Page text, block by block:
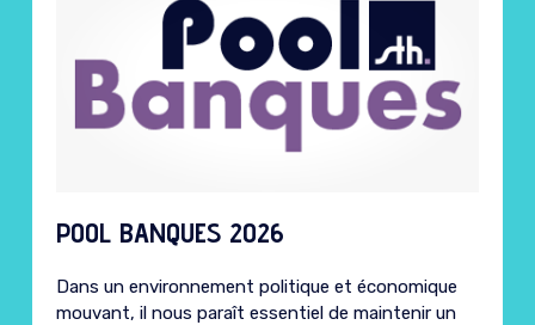
POOL BANQUES 2026
Dans un environnement politique et économique
mouvant, il nous paraît essentiel de maintenir un